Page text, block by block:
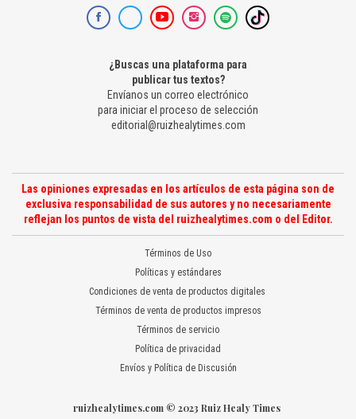
¿Buscas una plataforma para
publicar tus textos?
Envíanos un correo electrónico
para iniciar el proceso de selección
editorial@ruizhealytimes.com
Las opiniones expresadas en los artículos de esta página son de
exclusiva responsabilidad de sus autores y no necesariamente
reflejan los puntos de vista del ruizhealytimes.com o del Editor.
Términos de Uso
Políticas y estándares
Condiciones de venta de productos digitales
Términos de venta de productos impresos
Términos de servicio
Política de privacidad
Envíos y Política de Discusión
ruizhealytimes.com © 2023 Ruiz Healy Times